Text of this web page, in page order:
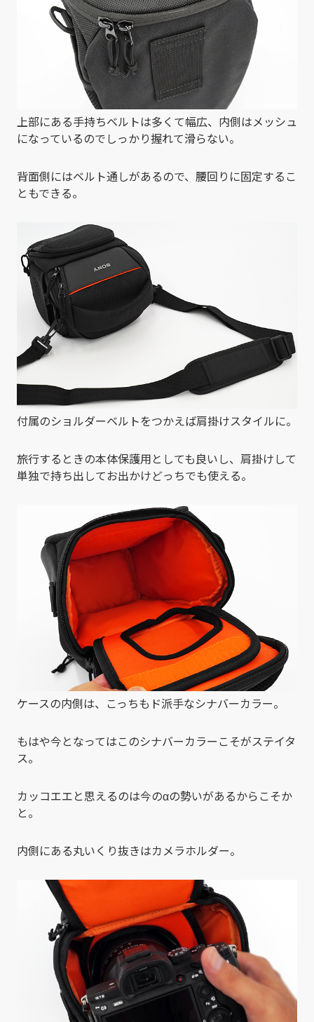
上部にある手持ちベルトは多くて幅広、内側はメッシュ
になっているのでしっかり握れて滑らない。
背面側にはベルト通しがあるので、腰回りに固定するこ
ともできる。
付属のショルダーベルトをつかえば肩掛けスタイルに。
旅行するときの本体保護用としても良いし、肩掛けして
単独で持ち出してお出かけどっちでも使える。
ケースの内側は、こっちもド派手なシナバーカラー。
もはや今となってはこのシナバーカラーこそがステイタ
ス。
カッコエエと思えるのは今のαの勢いがあるからこそか
と。
内側にある丸いくり抜きはカメラホルダー。